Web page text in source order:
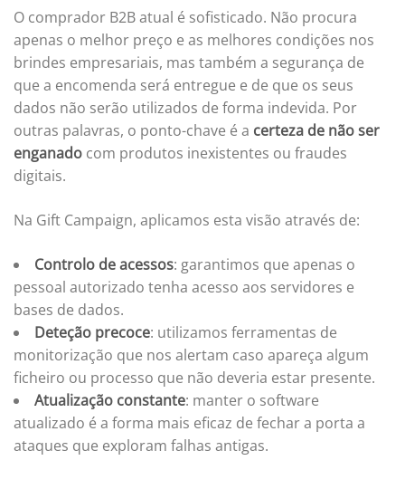
O comprador B2B atual é sofisticado. Não procura
apenas o melhor preço e as melhores condições nos
brindes empresariais, mas também a segurança de
que a encomenda será entregue e de que os seus
dados não serão utilizados de forma indevida. Por
outras palavras, o ponto-chave é a certeza de não ser
enganado com produtos inexistentes ou fraudes
digitais.
Na Gift Campaign, aplicamos esta visão através de:
Controlo de acessos: garantimos que apenas o
pessoal autorizado tenha acesso aos servidores e
bases de dados.
Deteção precoce: utilizamos ferramentas de
monitorização que nos alertam caso apareça algum
ficheiro ou processo que não deveria estar presente.
Atualização constante: manter o software
atualizado é a forma mais eficaz de fechar a porta a
ataques que exploram falhas antigas.